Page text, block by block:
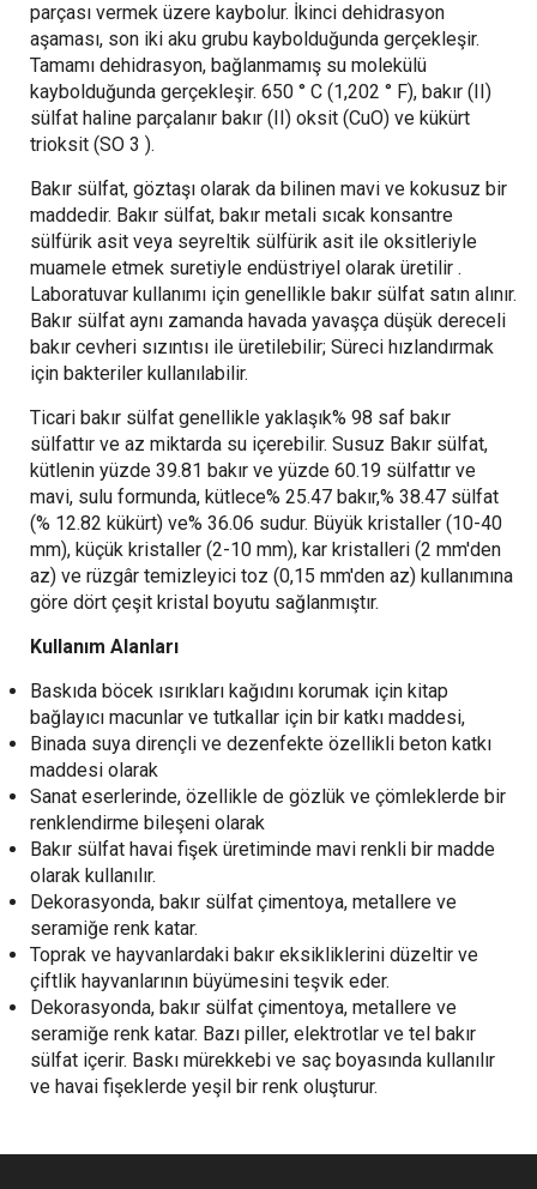
parçası vermek üzere kaybolur. İkinci dehidrasyon
aşaması, son iki aku grubu kaybolduğunda gerçekleşir.
Tamamı dehidrasyon, bağlanmamış su molekülü
kaybolduğunda gerçekleşir. 650 ° C (1,202 ° F), bakır (II)
sülfat haline parçalanır bakır (II) oksit (CuO) ve kükürt
trioksit (SO 3 ).
Bakır sülfat, göztaşı olarak da bilinen mavi ve kokusuz bir
maddedir. Bakır sülfat, bakır metali sıcak konsantre
sülfürik asit veya seyreltik sülfürik asit ile oksitleriyle
muamele etmek suretiyle endüstriyel olarak üretilir .
Laboratuvar kullanımı için genellikle bakır sülfat satın alınır.
Bakır sülfat aynı zamanda havada yavaşça düşük dereceli
bakır cevheri sızıntısı ile üretilebilir; Süreci hızlandırmak
için bakteriler kullanılabilir.
Ticari bakır sülfat genellikle yaklaşık% 98 saf bakır
sülfattır ve az miktarda su içerebilir. Susuz Bakır sülfat,
kütlenin yüzde 39.81 bakır ve yüzde 60.19 sülfattır ve
mavi, sulu formunda, kütlece% 25.47 bakır,% 38.47 sülfat
(% 12.82 kükürt) ve% 36.06 sudur. Büyük kristaller (10-40
mm), küçük kristaller (2-10 mm), kar kristalleri (2 mm'den
az) ve rüzgâr temizleyici toz (0,15 mm'den az) kullanımına
göre dört çeşit kristal boyutu sağlanmıştır.
Kullanım Alanları
Baskıda böcek ısırıkları kağıdını korumak için kitap
bağlayıcı macunlar ve tutkallar için bir katkı maddesi,
Binada suya dirençli ve dezenfekte özellikli beton katkı
maddesi olarak
Sanat eserlerinde, özellikle de gözlük ve çömleklerde bir
renklendirme bileşeni olarak
Bakır sülfat havai fişek üretiminde mavi renkli bir madde
olarak kullanılır.
Dekorasyonda, bakır sülfat çimentoya, metallere ve
seramiğe renk katar.
Toprak ve hayvanlardaki bakır eksikliklerini düzeltir ve
çiftlik hayvanlarının büyümesini teşvik eder.
Dekorasyonda, bakır sülfat çimentoya, metallere ve
seramiğe renk katar. Bazı piller, elektrotlar ve tel bakır
sülfat içerir. Baskı mürekkebi ve saç boyasında kullanılır
ve havai fişeklerde yeşil bir renk oluşturur.